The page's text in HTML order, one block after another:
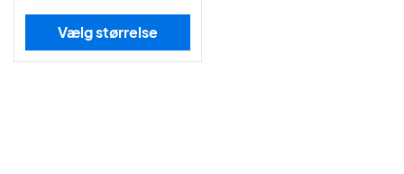
Vælg størrelse